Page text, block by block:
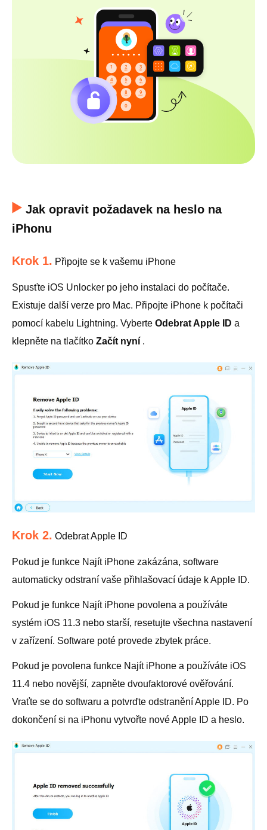
Jak opravit požadavek na heslo na
iPhonu
Krok 1. Připojte se k vašemu iPhone
Spusťte iOS Unlocker po jeho instalaci do počítače.
Existuje další verze pro Mac. Připojte iPhone k počítači
pomocí kabelu Lightning. Vyberte Odebrat Apple ID a
klepněte na tlačítko Začít nyní .
Krok 2. Odebrat Apple ID
Pokud je funkce Najít iPhone zakázána, software
automaticky odstraní vaše přihlašovací údaje k Apple ID.
Pokud je funkce Najít iPhone povolena a používáte
systém iOS 11.3 nebo starší, resetujte všechna nastavení
v zařízení. Software poté provede zbytek práce.
Pokud je povolena funkce Najít iPhone a používáte iOS
11.4 nebo novější, zapněte dvoufaktorové ověřování.
Vraťte se do softwaru a potvrďte odstranění Apple ID. Po
dokončení si na iPhonu vytvořte nové Apple ID a heslo.